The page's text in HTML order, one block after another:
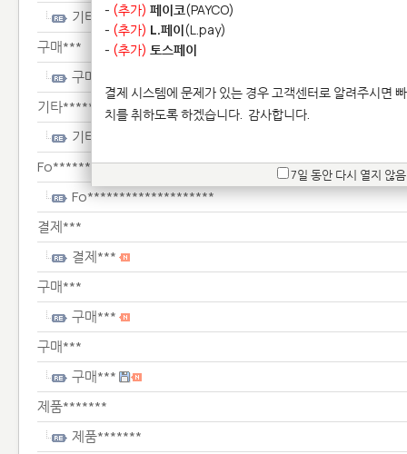
기타**************
구매***
구매***
기타**************
기타**************
Fo********************
Fo********************
결제***
결제***
구매***
구매***
구매***
구매***
제품*******
제품*******
- (추가) 페이코(PAYCO)
- (추가) L.페이(L.pay)
- (추가) 토스페이
결제 시스템에 문제가 있는 경우 고객센터로 알려주시면
치를 취하도록 하겠습니다. 감사합니다.
7일 동안 다시 열지 않음